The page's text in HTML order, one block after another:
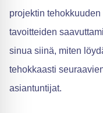
projektin
tavoitteiden
sinua siinä, miten
tehokkaasti
asiantuntijat.